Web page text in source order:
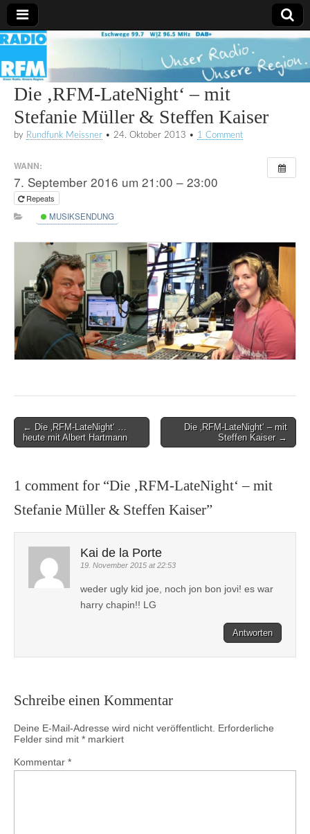
Radio
RFM
Die ‚RFM-LateNight‘ – mit
Stefanie Müller & Steffen Kaiser
by Rundfunk Meissner • 24. Oktober 2013 • 1 Comment
WANN:
7. September 2016 um 21:00 – 23:00
Repeats
MUSIKSENDUNG
Post
navigation
← Die ‚RFM-LateNight‘ …
heute mit Albert Hartmann
Die ‚RFM-LateNight‘ – mit
Steffen Kaiser →
1 comment for “Die ‚RFM-LateNight‘ – mit
Stefanie Müller & Steffen Kaiser”
Kai de la Porte
19. November 2015 at 22:53
weder ugly kid joe, noch jon bon jovi! es war
harry chapin!! LG
Antworten
Schreibe einen Kommentar
Deine E-Mail-Adresse wird nicht veröffentlicht. Erforderliche
Felder sind mit * markiert
Kommentar *